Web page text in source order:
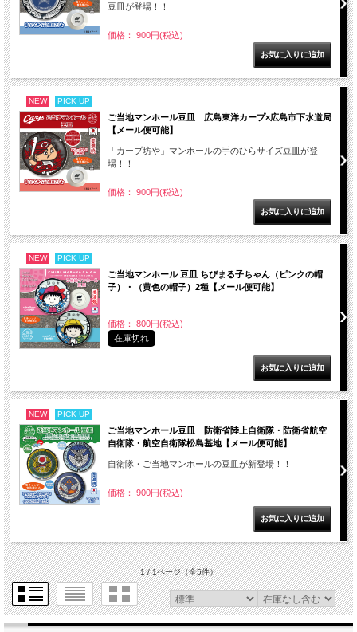
豆皿が登場！！
価格： 900円(税込)
NEW PICK UP
ご当地マンホール豆皿 広島東洋カープ×広島市下水道局
【メール便可能】
「カープ坊や」マンホールの手のひらサイズ豆皿が登
場！！
価格： 900円(税込)
NEW PICK UP
ご当地マンホール 豆皿 ちびまる子ちゃん（ピンクの帽
子）・（黄色の帽子）2種【メール便可能】
価格： 800円(税込)
在庫切れ
NEW PICK UP
ご当地マンホール豆皿 防衛省陸上自衛隊・防衛省航空
自衛隊・航空自衛隊松島基地【メール便可能】
自衛隊・ご当地マンホールの豆皿が新登場！！
価格： 900円(税込)
1 / 1ページ（全5件）